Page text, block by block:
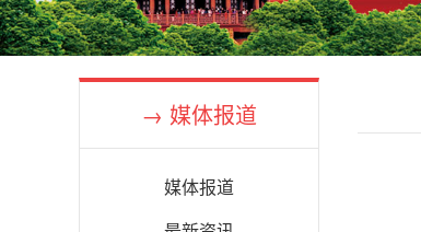
→ 媒体报道
媒体报道